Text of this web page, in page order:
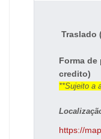
Traslado
Forma
credito)
**Sujeito a
https://